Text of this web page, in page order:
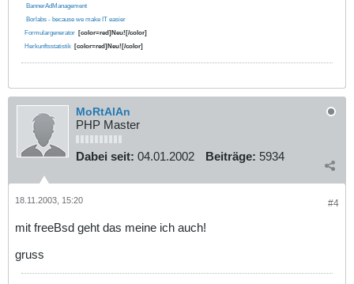
BannerAdManagement
Borlabs - because we make IT easier
Formulargenerator [color=red]Neu![/color]
Herkunftsstatistik [color=red]Neu![/color]
MoRtAlAn
PHP Master
Dabei seit: 04.01.2002 Beiträge: 5934
#4
18.11.2003, 15:20
mit freeBsd geht das meine ich auch!
gruss